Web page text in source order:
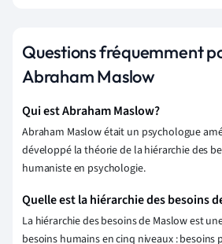
Questions fréquemment
Abraham Maslow
Qui est Abraham Maslow?
Abraham Maslow était un psychologue
développé la théorie de la hiérarchie des
humaniste en psychologie.
Quelle est la hiérarchie des besoins
La hiérarchie des besoins de Maslow est
besoins humains en cinq niveaux : besoins